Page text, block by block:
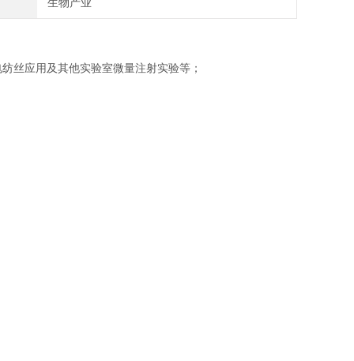
应用及其他实验室微量注射实验等；